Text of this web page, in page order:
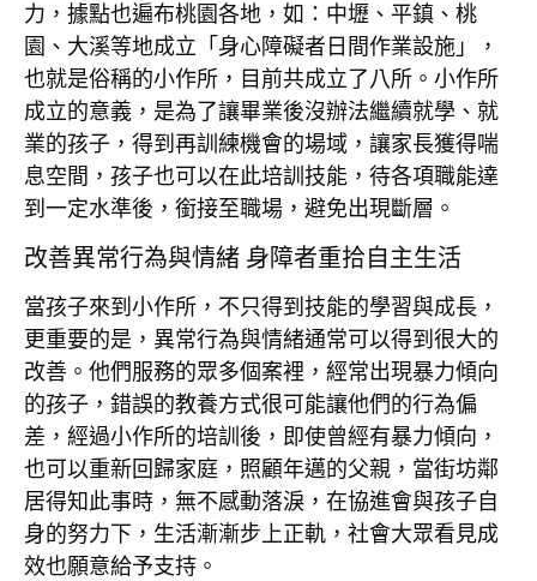
力，據點也遍布桃園各地，如：中壢、平鎮、桃
園、大溪等地成立「身心障礙者日間作業設施」，
也就是俗稱的小作所，目前共成立了八所。小作所
成立的意義，是為了讓畢業後沒辦法繼續就學、就
業的孩子，得到再訓練機會的場域，讓家長獲得喘
息空間，孩子也可以在此培訓技能，待各項職能達
到一定水準後，銜接至職場，避免出現斷層。
改善異常行為與情緒 身障者重拾自主生活
當孩子來到小作所，不只得到技能的學習與成長，
更重要的是，異常行為與情緒通常可以得到很大的
改善。他們服務的眾多個案裡，經常出現暴力傾向
的孩子，錯誤的教養方式很可能讓他們的行為偏
差，經過小作所的培訓後，即使曾經有暴力傾向，
也可以重新回歸家庭，照顧年邁的父親，當街坊鄰
居得知此事時，無不感動落淚，在協進會與孩子自
身的努力下，生活漸漸步上正軌，社會大眾看見成
效也願意給予支持。